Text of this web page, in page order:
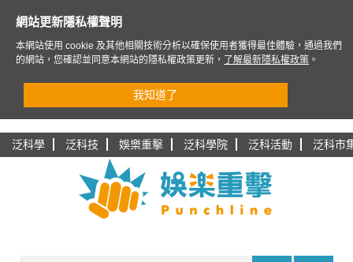
泛科學 泛科技 娛樂重擊 泛科學院 泛科活動 泛科市
網站更新隱私權聲明
本網站使用 cookie 及其他相關技術分析以確保使用者獲得最佳體驗，通過我們
的網站，您確認並同意本網站的隱私權政策更新，
了解最新隱私權政策 。
我知道了